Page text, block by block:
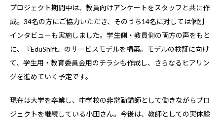
プロジェクト期間中は、教員向けアンケートをスタッフと共に作
成。34名の方にご協力いただき、そのうち14名に対しては個別
インタビューも実施しました。学生側・教員側の両方の声をもと
に、『EduShift』のサービスモデルを構築。モデルの検証に向け
て、学生用・教育委員会用のチラシも作成し、さらなるヒアリン
グを進めていく予定です。
現在は大学を卒業し、中学校の非常勤講師として働きながらプロ
ジェクトを継続している小田さん。今後は、教師としての実体験